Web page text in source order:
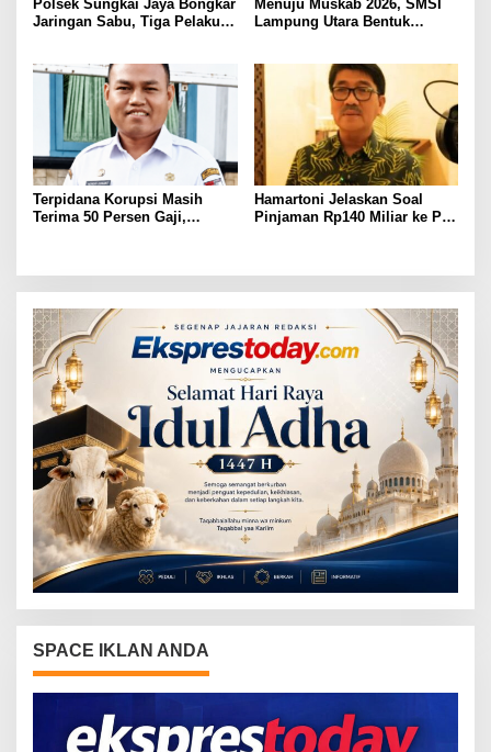
Polsek Sungkai Jaya Bongkar
Jaringan Sabu, Tiga Pelaku
Menuju Muskab 2026, SMSI
Lampung Utara Bentuk
Terpidana Korupsi Masih
Terima 50 Persen Gaji,
Hamartoni Jelaskan Soal
Pinjaman Rp140 Miliar ke PT
SPACE IKLAN ANDA